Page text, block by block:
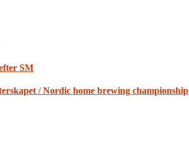
SM
/ Nordic home brewing championship